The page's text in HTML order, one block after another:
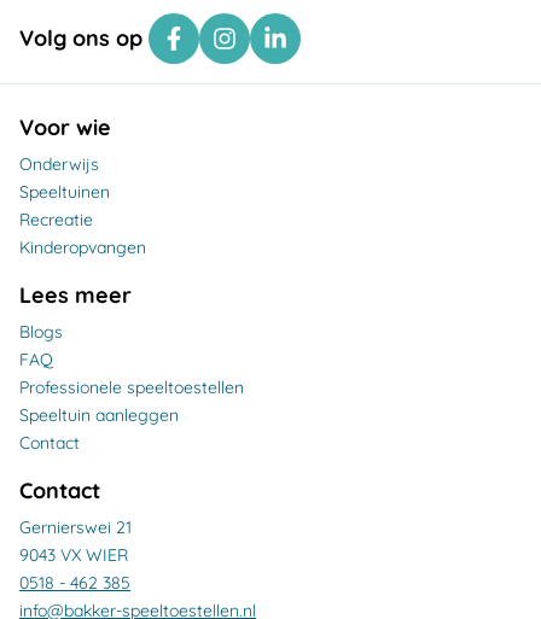
Volg ons op
Voor wie
Onderwijs
Speeltuinen
Recreatie
Kinderopvangen
Lees meer
Blogs
FAQ
Professionele speeltoestellen
Speeltuin aanleggen
Contact
Contact
Gernierswei 21
9043 VX WIER
0518 - 462 385
info@bakker-speeltoestellen.nl